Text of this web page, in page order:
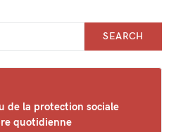
SEARCH
de la protection sociale
quotidienne